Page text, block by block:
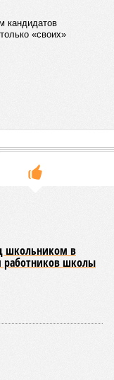
кандидатов
«своих»
школьником в
работников школы